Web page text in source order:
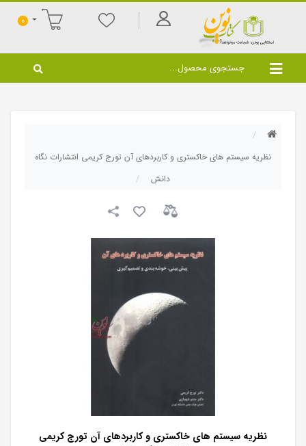
0
نظریه سیستم های خاکستری و کاربردهای آن تورج کریمی انتشارات نگاه
دانش
نظریه سیستم های خاکستری و کاربردهای آن تورج کریمی